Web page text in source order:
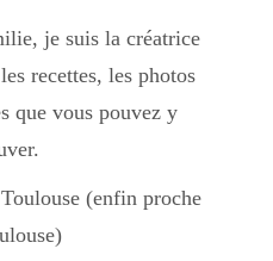
je suis la créatrice
recettes, les photos
que vous pouvez y
(enfin proche